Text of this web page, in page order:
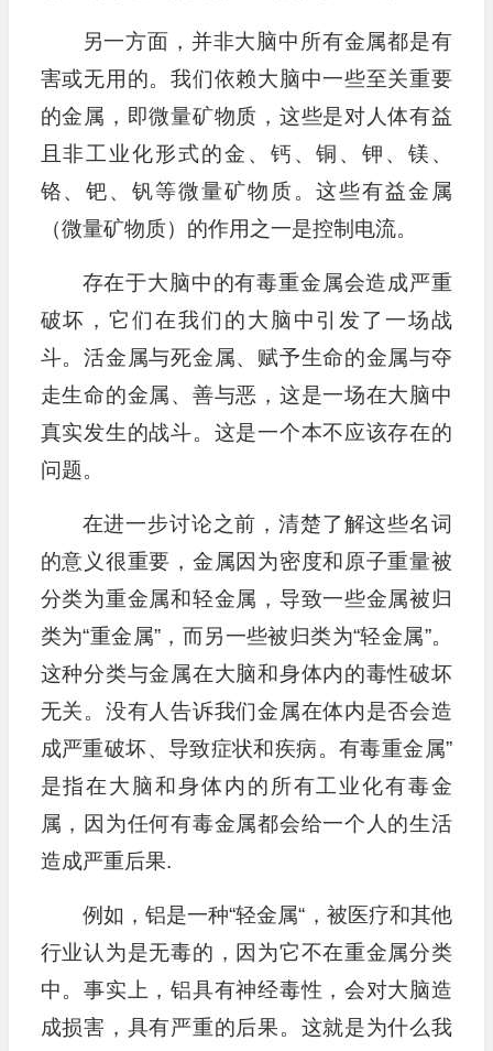
另一方面，并非大脑中所有金属都是有
害或无用的。我们依赖大脑中一些至关重要
的金属，即微量矿物质，这些是对人体有益
且非工业化形式的金、钙、铜、钾、镁、
铬、钯、钒等微量矿物质。这些有益金属
（微量矿物质）的作用之一是控制电流。
存在于大脑中的有毒重金属会造成严重
破坏，它们在我们的大脑中引发了一场战
斗。活金属与死金属、赋予生命的金属与夺
走生命的金属、善与恶，这是一场在大脑中
真实发生的战斗。这是一个本不应该存在的
问题。
在进一步讨论之前，清楚了解这些名词
的意义很重要，金属因为密度和原子重量被
分类为重金属和轻金属，导致一些金属被归
类为“重金属”，而另一些被归类为“轻金属”。
这种分类与金属在大脑和身体内的毒性破坏
无关。没有人告诉我们金属在体内是否会造
成严重破坏、导致症状和疾病。有毒重金属”
是指在大脑和身体内的所有工业化有毒金
属，因为任何有毒金属都会给一个人的生活
造成严重后果.
例如，铝是一种“轻金属“，被医疗和其他
行业认为是无毒的，因为它不在重金属分类
中。事实上，铝具有神经毒性，会对大脑造
成损害，具有严重的后果。这就是为什么我